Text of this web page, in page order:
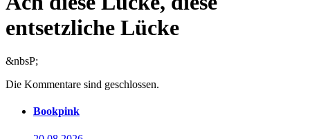
entsetzliche Lücke
&nbsP;
Die Kommentare sind geschlossen.
Bookpink